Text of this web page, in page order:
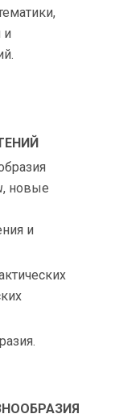
и
, новые
и